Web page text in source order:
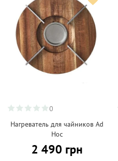
0
Нагреватель для чайников Ad
Hoc
2 490 грн